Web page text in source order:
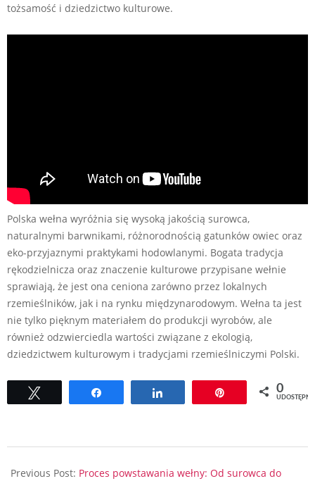
tożsamość i dziedzictwo kulturowe.
Polska wełna wyróżnia się wysoką jakością surowca,
naturalnymi barwnikami, różnorodnością gatunków owiec oraz
eko-przyjaznymi praktykami hodowlanymi. Bogata tradycja
rękodzielnicza oraz znaczenie kulturowe przypisane wełnie
sprawiają, że jest ona ceniona zarówno przez lokalnych
rzemieślników, jak i na rynku międzynarodowym. Wełna ta jest
nie tylko pięknym materiałem do produkcji wyrobów, ale
również odzwierciedla wartości związane z ekologią,
dziedzictwem kulturowym i tradycjami rzemieślniczymi Polski.
Udostępnij Udostępnij Przypnij 0
08-
Previous Post: Proces powstawania wełny: Od surowca do